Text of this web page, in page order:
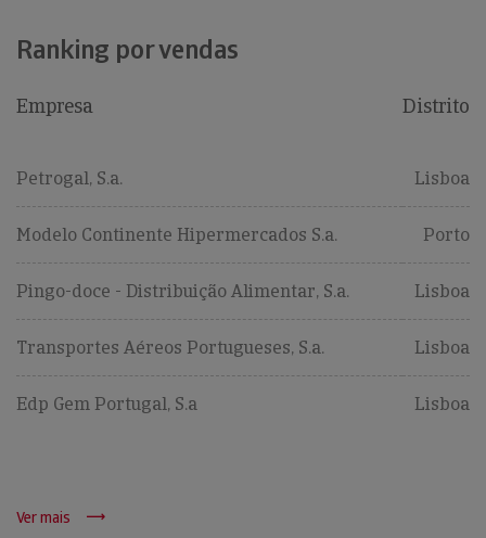
Ranking por vendas
Empresa Distrito
Petrogal, S.a. Lisboa
Modelo Continente Hipermercados S.a. Porto
Pingo-doce - Distribuição Alimentar, S.a. Lisboa
Transportes Aéreos Portugueses, S.a. Lisboa
Edp Gem Portugal, S.a Lisboa
Ver mais